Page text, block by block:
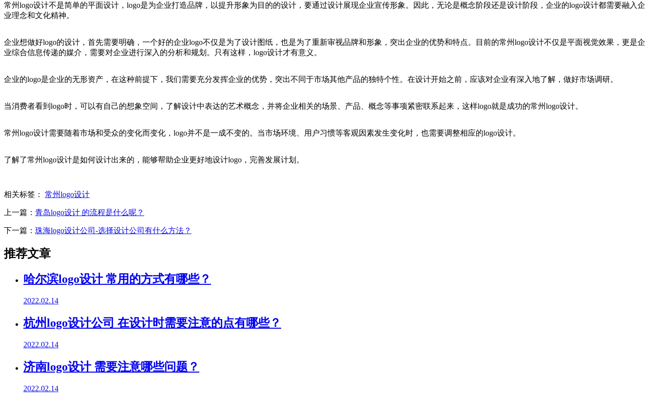
常州logo设计不是简单的平面设计，logo是为企业打造品牌，以提升形象为目的的设计，要通过设计展现企业宣传形象。因此，无论是概念阶段还是设计阶段，企业的logo设计都需要融入企
业理念和文化精神。
企业想做好logo的设计，首先需要明确，一个好的企业logo不仅是为了设计图纸，也是为了重新审视品牌和形象，突出企业的优势和特点。目前的常州logo设计不仅是平面视觉效果，更是企
业综合信息传递的媒介，需要对企业进行深入的分析和规划。只有这样，logo设计才有意义。
企业的logo是企业的无形资产，在这种前提下，我们需要充分发挥企业的优势，突出不同于市场其他产品的独特个性。在设计开始之前，应该对企业有深入地了解，做好市场调研。
当消费者看到logo时，可以有自己的想象空间，了解设计中表达的艺术概念，并将企业相关的场景、产品、概念等事项紧密联系起来，这样logo就是成功的常州logo设计。
常州logo设计需要随着市场和受众的变化而变化，logo并不是一成不变的。当市场环境、用户习惯等客观因素发生变化时，也需要调整相应的logo设计。
了解了常州logo设计是如何设计出来的，能够帮助企业更好地设计logo，完善发展计划。
相关标签： 常州logo设计
上一篇： 青岛logo设计 的流程是什么呢？
下一篇： 珠海logo设计公司-选择设计公司有什么方法？
推荐文章
哈尔滨logo设计 常用的方式有哪些？
2022.02.14
杭州logo设计公司 在设计时需要注意的点有哪些？
2022.02.14
济南logo设计 需要注意哪些问题？
2022.02.14